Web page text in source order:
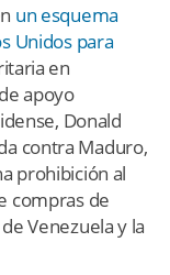
un esquema
Unidos para
en
apoyo
Donald
contra Maduro,
prohibición al
compras de
Venezuela y la